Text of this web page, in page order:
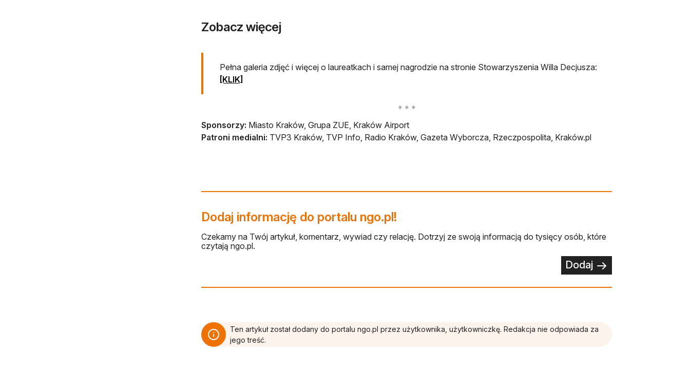
Zobacz więcej
Pełna galeria zdjęć i więcej o laureatkach i samej nagrodzie na stronie Stowarzyszenia Willa Decjusza:
[KLIK]
Sponsorzy: Miasto Kraków, Grupa ZUE, Kraków Airport
Patroni medialni: TVP3 Kraków, TVP Info, Radio Kraków, Gazeta Wyborcza, Rzeczpospolita, Kraków.pl
Dodaj informację do portalu ngo.pl!
Czekamy na Twój artykuł, komentarz, wywiad czy relację. Dotrzyj ze swoją informacją do tysięcy osób, które
czytają ngo.pl.
Dodaj
Ten artykuł został dodany do portalu ngo.pl przez użytkownika, użytkowniczkę. Redakcja nie odpowiada za
jego treść.